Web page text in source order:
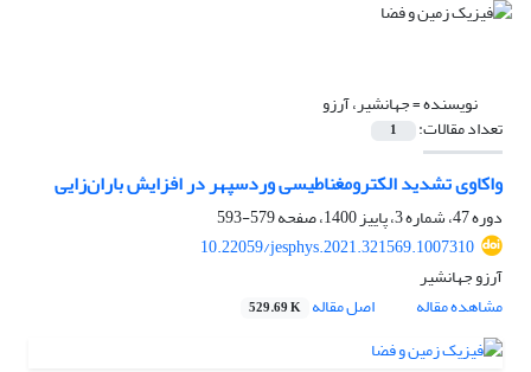
نویسنده =جهانشیر، آرزو
تعداد مقالات: 1
واکاوی تشدید الکترومغناطیسی وردسپهر در افزایش باران‌زایی
دوره 47، شماره 3، پاییز 1400، صفحه
579-593
10.22059/jesphys.2021.321569.1007310
آرزو جهانشیر
مشاهده مقاله
اصل مقاله 529.69 K